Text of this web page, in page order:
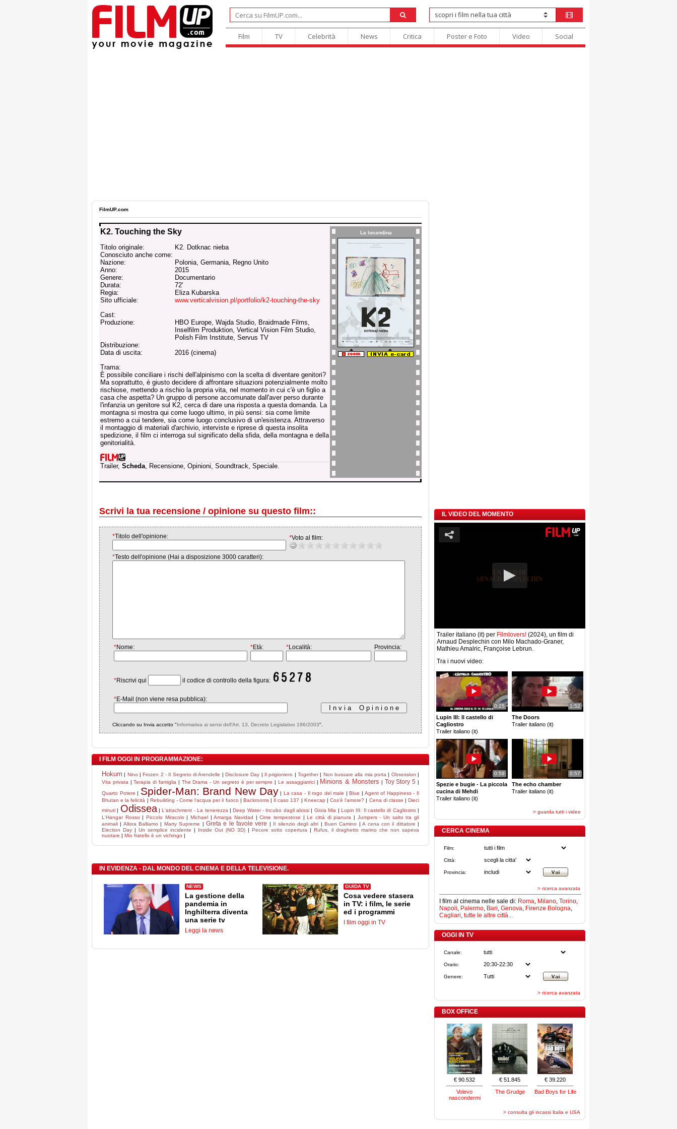
Film TV Celebrità News Critica Poster e Foto Video Social
FilmUP.com
K2. Touching the Sky
Titolo originale:
K2. Dotknac nieba
Conosciuto anche come:
Nazione:
Polonia, Germania, Regno Unito
Anno:
2015
Genere:
Documentario
Durata:
72'
Regia:
Eliza Kubarska
Sito ufficiale:
www.verticalvision.pl/portfolio/k2-touching-the-sky
Cast:
Produzione:
HBO Europe, Wajda Studio, Braidmade Films,
Inselfilm Produktion, Vertical Vision Film Studio,
Polish Film Institute, Servus TV
Distribuzione:
Data di uscita:
2016 (cinema)
Trama:
È possibile conciliare i rischi dell'alpinismo con la scelta di diventare genitori?
Ma soprattutto, è giusto decidere di affrontare situazioni potenzialmente molto
rischiose, mettendo a rischio la propria vita, nel momento in cui c'è un figlio a
casa che aspetta? Un gruppo di persone accomunate dall'aver perso durante
l'infanzia un genitore sul K2, cerca di dare una risposta a questa domanda. La
montagna si mostra qui come luogo ultimo, in più sensi: sia come limite
estremo a cui tendere, sia come luogo conclusivo di un'esistenza. Attraverso
il montaggio di materiali d'archivio, interviste e riprese di questa insolita
spedizione, il film ci interroga sul significato della sfida, della montagna e della
genitorialità.
Trailer, Scheda, Recensione, Opinioni, Soundtrack, Speciale.
La locandina
Scrivi la tua recensione / opinione su questo film::
*Titolo dell'opinione: *Voto al film:
*Testo dell'opinione (Hai a disposizione 3000 caratteri):
*Nome: *Età: *Località: Provincia:
*Riscrivi qui il codice di controllo della figura:
*E-Mail (non viene resa pubblica):
Cliccando su Invia accetto "Informativa ai sensi dell'Art. 13, Decreto Legislativo 196/2003".
I FILM OGGI IN PROGRAMMAZIONE:
Hokum | Nino |Frozen 2 - Il Segreto di Arendelle |Disclosure Day | Il prigioniero |Together| Non bussare alla mia porta | Obsession |
Vita privata |Terapia di famiglia | The Drama - Un segreto è per sempre | Le assaggiatrici| Minions & Monsters | Toy Story 5 |
Quarto Potere | Spider-Man: Brand New Day | La casa - Il rogo del male |Blue | Agent of Happiness - Il
Bhutan e la felicità | Rebuilding - Come l'acqua per il fuoco | Backrooms| Il caso 137 | Kneecap |Cos'è l'amore? | Cena di classe |Dieci
minuti | Odissea|L'attachment - La tenerezza |Deep Water - Incubo dagli abissi | Gioia Mia | Lupin III: Il castello di Cagliostro |
L'Hangar Rosso |Piccolo Miracolo |Michael |Amarga Navidad |Cime tempestose |Le città di pianura | Jumpers - Un salto tra gli
animali | Allora Balliamo | Marty Supreme | Greta e le favole vere | Il silenzio degli altri |Buen Camino |A cena con il dittatore |
Election Day | Un semplice incidente | Inside Out (NO 3D) | Pecore sotto copertura | Rufus, il draghetto marino che non sapeva
nuotare | Mio fratello è un vichingo |
IN EVIDENZA - DAL MONDO DEL CINEMA E DELLA TELEVISIONE.
NEWS
La gestione della
pandemia in
Inghilterra diventa
una serie tv
Leggi la news
GUIDA TV
Cosa vedere stasera
in TV: i film, le serie
ed i programmi
I film oggi in TV
IL VIDEO DEL MOMENTO
Trailer italiano (it) per Filmlovers! (2024), un film di
Arnaud Desplechin con Milo Machado-Graner,
Mathieu Amalric, Françoise Lebrun.
Tra i nuovi video:
0:25
Lupin III: Il castello di
Cagliostro
Trailer italiano (it)
1:52
The Doors
Trailer italiano (it)
0:59
Spezie e bugie - La piccola
cucina di Mehdi
Trailer italiano (it)
0:57
The echo chamber
Trailer italiano (it)
> guarda tutti i video
CERCA CINEMA
Film:
Città:
Provincia:
> ricerca avanzata
I film al cinema nelle sale di: Roma, Milano, Torino,
Napoli, Palermo, Bari, Genova, Firenze Bologna,
Cagliari, tutte le altre città...
OGGI IN TV
Canale:
Orario:
Genere:
> ricerca avanzata
BOX OFFICE
€ 90.532
Volevo
nascondermi
€ 51.845
The Grudge
€ 39.220
Bad Boys for Life
> consulta gli incassi Italia e USA